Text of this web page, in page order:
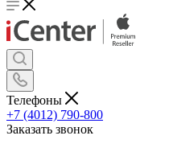
Телефоны
+7 (4012) 790-800
Заказать звонок